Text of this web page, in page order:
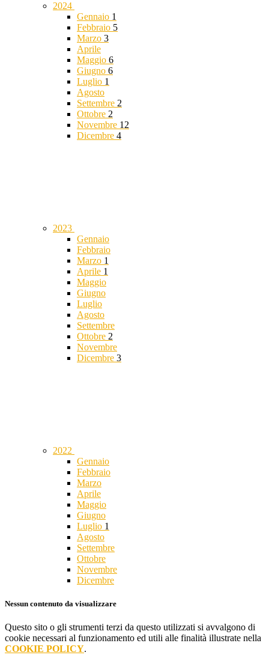
2024
Gennaio 1
Febbraio 5
Marzo 3
Aprile
Maggio 6
Giugno 6
Luglio 1
Agosto
Settembre 2
Ottobre 2
Novembre 12
Dicembre 4
2023
Gennaio
Febbraio
Marzo 1
Aprile 1
Maggio
Giugno
Luglio
Agosto
Settembre
Ottobre 2
Novembre
Dicembre 3
2022
Gennaio
Febbraio
Marzo
Aprile
Maggio
Giugno
Luglio 1
Agosto
Settembre
Ottobre
Novembre
Dicembre
Nessun contenuto da visualizzare
Questo sito o gli strumenti terzi da questo utilizzati si avvalgono di
cookie necessari al funzionamento ed utili alle finalità illustrate nella
COOKIE POLICY.